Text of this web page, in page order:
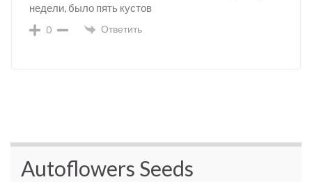
недели, было пять кустов
0 Ответить
Autoflowers Seeds